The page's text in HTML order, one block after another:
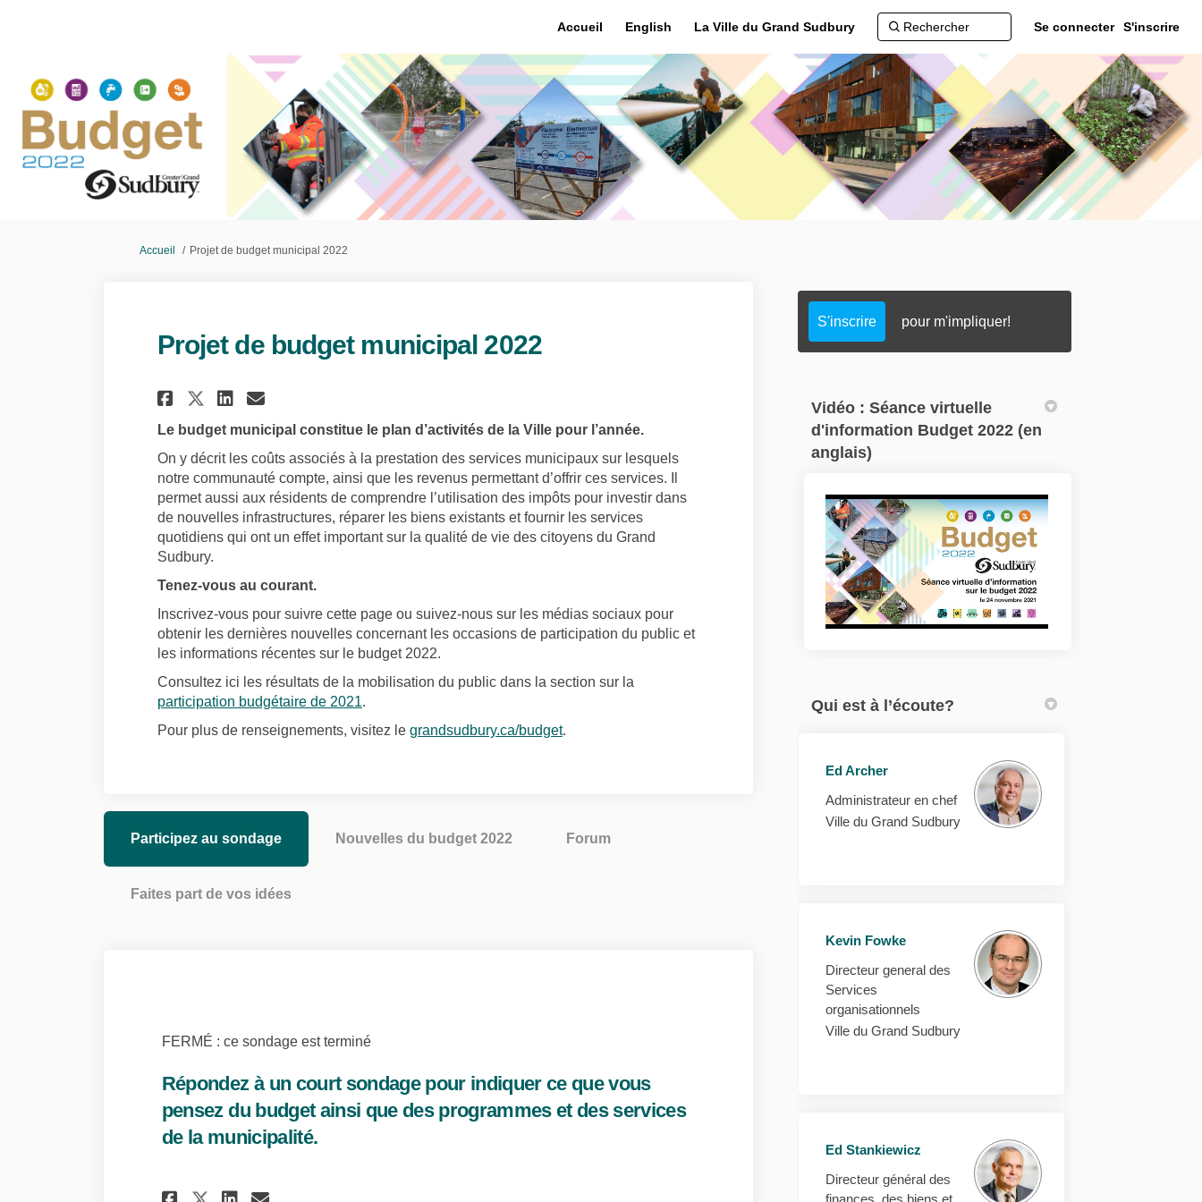
Accueil English La Ville du Grand Sudbury Se connecter S'inscrire
Vous êtes ici:
Accueil Projet de budget municipal 2022
Projet de budget municipal 2022
Partager Projet de budget municipal 2022 sur Facebook
Partager Projet de budget municipal 2022 sur Twitter
Partager Projet de budget municipal 2022 sur Linkedin
Courriel Projet de budget municipal 2022 lien
Le budget municipal constitue le plan d’activités de la Ville pour l’année.
On y décrit les coûts associés à la prestation des services municipaux sur lesquels
notre communauté compte, ainsi que les revenus permettant d’offrir ces services. Il
permet aussi aux résidents de comprendre l’utilisation des impôts pour investir dans
de nouvelles infrastructures, réparer les biens existants et fournir les services
quotidiens qui ont un effet important sur la qualité de vie des citoyens du Grand
Sudbury.
Tenez-vous au courant.
Inscrivez-vous pour suivre cette page ou suivez-nous sur les médias sociaux pour
obtenir les dernières nouvelles concernant les occasions de participation du public et
les informations récentes sur le budget 2022.
Consultez ici les résultats de la mobilisation du public dans la section sur la
participation budgétaire de 2021.
Pour plus de renseignements, visitez le grandsudbury.ca/budget(Liens externes)
.
Participez au sondage Nouvelles du budget 2022 Forum
Faites part de vos idées
FERMÉ : ce sondage est terminé
Répondez à un court sondage pour indiquer ce que vous
pensez du budget ainsi que des programmes et des services
de la municipalité.
Partager Répondez à un court sondage pour indiquer ce que vous pensez du budget ainsi
Partager Répondez à un court sondage pour indiquer ce que vous pensez du budget
Partager Répondez à un court sondage pour indiquer ce que vous pensez du
Courriel Répondez à un court sondage pour indiquer ce que vous pensez du
S'inscrire pour m'impliquer!
Vidéo : Séance virtuelle
d'information Budget 2022 (en
anglais)
Qui est à l’écoute?
Ed Archer
Administrateur en chef
Ville du Grand Sudbury
Kevin Fowke
Directeur general des
Services
organisationnels
Ville du Grand Sudbury
Ed Stankiewicz
Directeur général des
finances, des biens et